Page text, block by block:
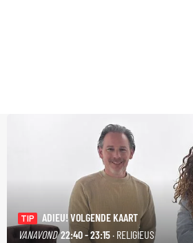
TIP
ADIEU! VOLGENDE KAART
VANAVOND 22:40 - 23:15· RELIGIEUS